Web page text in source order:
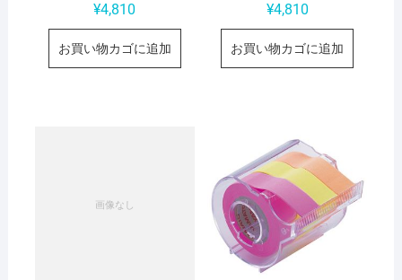
¥4,810
お買い物カゴに追加
¥4,810
お買い物カゴに追加